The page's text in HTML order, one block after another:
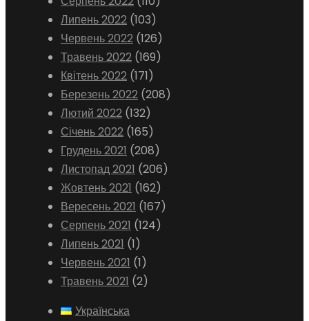
Липень 2022 (103)
Червень 2022 (126)
Травень 2022 (169)
Квітень 2022 (171)
Березень 2022 (208)
Лютий 2022 (132)
Січень 2022 (165)
Грудень 2021 (208)
Листопад 2021 (206)
Жовтень 2021 (162)
Вересень 2021 (167)
Серпень 2021 (124)
Липень 2021 (1)
Червень 2021 (1)
Травень 2021 (2)
Українська